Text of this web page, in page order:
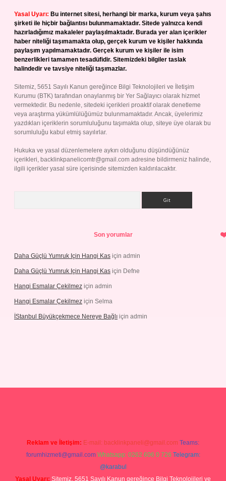
Yasal Uyarı: Bu internet sitesi, herhangi bir marka, kurum veya şahıs
şirketi ile hiçbir bağlantısı bulunmamaktadır. Sitede yalnızca kendi
hazırladığımız makaleler paylaşılmaktadır. Burada yer alan içerikler
haber niteliği taşımamakta olup, gerçek kurum ve kişiler hakkında
paylaşım yapılmamaktadır. Gerçek kurum ve kişiler ile isim
benzerlikleri tamamen tesadüfidir. Sitemizdeki bilgiler taslak
halindedir ve tavsiye niteliği taşımazlar.
Sitemiz, 5651 Sayılı Kanun gereğince Bilgi Teknolojileri ve İletişim
Kurumu (BTK) tarafından onaylanmış bir Yer Sağlayıcı olarak hizmet
vermektedir. Bu nedenle, sitedeki içerikleri proaktif olarak denetleme
veya araştırma yükümlülüğümüz bulunmamaktadır. Ancak, üyelerimiz
yazdıkları içeriklerin sorumluluğunu taşımakta olup, siteye üye olarak bu
sorumluluğu kabul etmiş sayılırlar.
Hukuka ve yasal düzenlemelere aykırı olduğunu düşündüğünüz
içerikleri, backlinkpanelicomtr@gmail.com adresine bildirmeniz halinde,
ilgili içerikler yasal süre içerisinde sitemizden kaldırılacaktır.
Son yorumlar
Daha Güçlü Yumruk Için Hangi Kas için admin
Daha Güçlü Yumruk Için Hangi Kas için Defne
Hangi Esmalar Çekilmez için admin
Hangi Esmalar Çekilmez için Selma
İStanbul Büyükçekmece Nereye Bağlı için admin
Reklam ve İletişim: E-mail: backlinkpaneli@gmail.com Teams:
forumhizmeti@gmail.com Whatsapp: 0262 606 0 726 Telegram:
@karabul
Yasal Uyarı: Sitemiz, 5651 Sayılı Kanun gereğince Bilgi Teknolojileri ve